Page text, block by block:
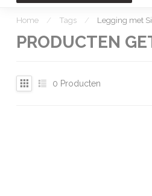
Home / Tags / Legging met
PRODUCTEN
0 Producten